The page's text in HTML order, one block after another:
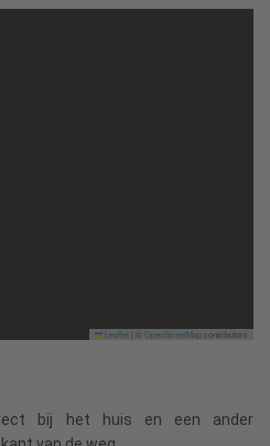
Leaflet OpenStreetMapcontributors
bij het huis en een ander